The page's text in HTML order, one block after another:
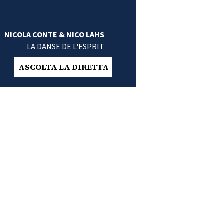
NICOLA CONTE & NICO LAHS
LA DANSE DE L'ESPRIT
ASCOLTA LA DIRETTA